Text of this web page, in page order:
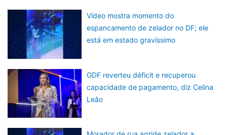
Vídeo mostra momento do
espancamento de zelador no DF; ele
está em estado gravíssimo
GDF reverteu déficit e recuperou
capacidade de pagamento, diz Celina
Leão